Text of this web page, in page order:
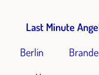
Last Minute
Berlin